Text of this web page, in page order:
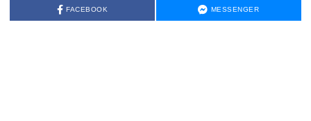
A
FACEBOOK MESSENGER